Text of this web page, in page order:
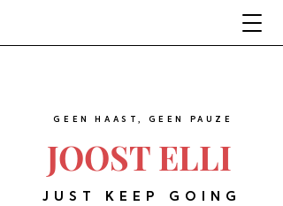
JOOST ELLI
GEEN HAAST, GEEN PAUZE
JUST KEEP GOING